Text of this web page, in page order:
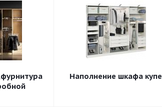
Наполнение шкафа купе